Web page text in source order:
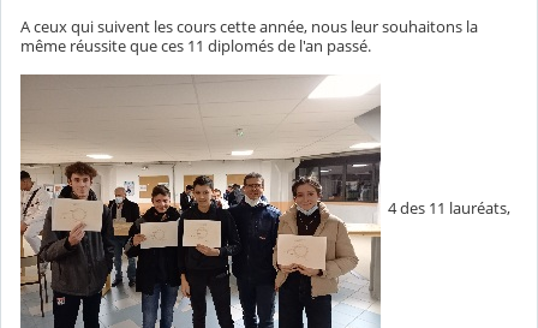
A ceux qui suivent les cours cette année, nous leur souhaitons la
même réussite que ces 11 diplomés de l'an passé.
4 des 11 lauréats,